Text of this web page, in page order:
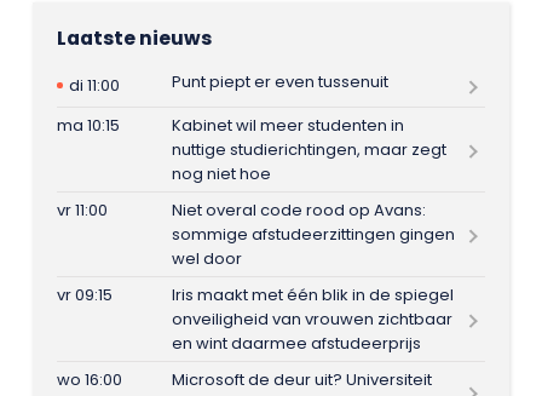
Laatste nieuws
di 11:00
Punt piept er even tussenuit
ma 10:15
Kabinet wil meer studenten in
nuttige studierichtingen, maar zegt
nog niet hoe
vr 11:00
Niet overal code rood op Avans:
sommige afstudeerzittingen gingen
wel door
vr 09:15
Iris maakt met één blik in de spiegel
onveiligheid van vrouwen zichtbaar
en wint daarmee afstudeerprijs
wo 16:00
Microsoft de deur uit? Universiteit